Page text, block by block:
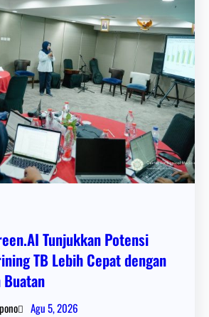
Tunjukkan Potensi
TB Lebih Cepat dengan
Buatan
Agu 5, 2026